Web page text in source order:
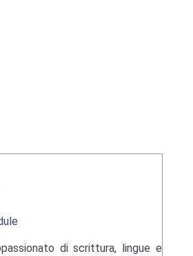
di scrittura, lingue e